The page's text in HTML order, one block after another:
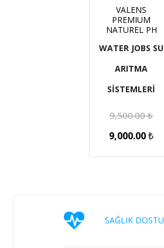
VALENS
PREMIUM
NATUREL PH
WATER JOBS SU
ARITMA
SİSTEMLERİ
9,500.00₺
9,000.00₺
SAĞLIK DOSTU